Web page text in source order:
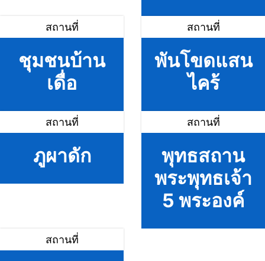
สถานที่
ชุมชนบ้าน
เดื่อ
สถานที่
พันโขดแสน
ไคร้
สถานที่
ภูผาดัก
สถานที่
พุทธสถาน
พระพุทธเจ้า
5 พระองค์
สถานที่